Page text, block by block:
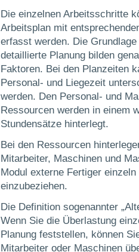
Die einzelnen Arbeitsschritte
Arbeitsplan mit
erfasst werden. Die
detaillierte Planung bilden
Faktoren. Bei den Planzeiten
Personal- und Liegezeit
werden. Den Personal- und
Ressourcen werden in einem
Stundensätze hinterlegt.
Bei den Ressourcen
Mitarbeiter, Maschinen und
Modul externe Fertiger
einzubeziehen.
Die Definition sogenannter
Wenn Sie die Überlastung
Planung feststellen, können
Mitarbeiter oder Maschinen